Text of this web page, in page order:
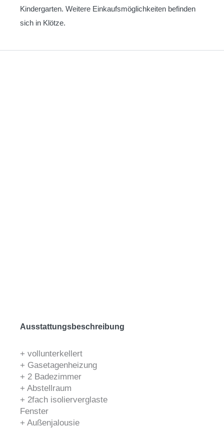
Kindergarten. Weitere Einkaufsmöglichkeiten befinden
sich in Klötze.
Ausstattungsbeschreibung
+ vollunterkellert
+ Gasetagenheizung
+ 2 Badezimmer
+ Abstellraum
+ 2fach isolierverglaste
Fenster
+ Außenjalousie